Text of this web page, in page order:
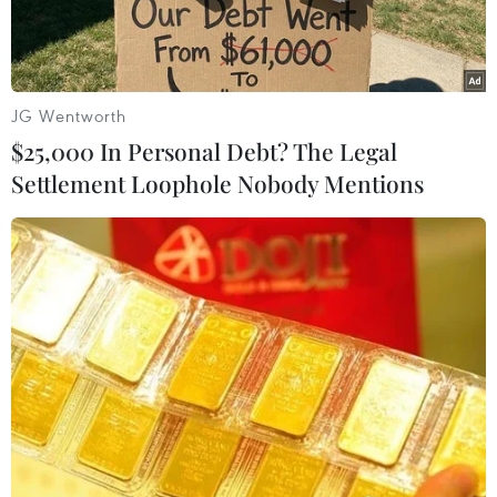
Nguyễn Bắc Son dẫn đầuđang ở thăm
Campuchia.
Chủ tịch Heng Samrin đánh giá cao sự hợp tác
Bộ Thông tin và Bộ Bưu chính-Viễn thông
Campuchia; đặc biệt là sựđầu tư của phía Việt
Nam vào lĩnh vực thông tin, truyền thông (ICT)
ở Campuchia.
Chủ tịch Quốc hội Campuchia bày tỏ tin tưởng
tình đoàn kết hữu nghị truyềnthống, sự hợp tác
toàn diện giữa hai nước sẽ tiếp tục phát triển vì
quyền lợicủa nhân dân hai nước.
Chủ tịch Heng Samrin cũng thông báo với đoàn
JG Wentworth
$25,000 In Personal Debt? The Legal
Settlement Loophole Nobody Mentions